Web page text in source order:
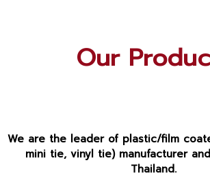
Our
We are the leader of plastic/film
mini tie, vinyl tie) manufacturer
Thailand.